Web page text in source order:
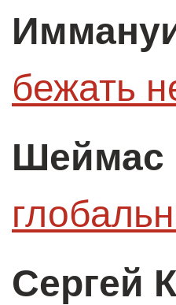
бежать
Шеймас
Сергей